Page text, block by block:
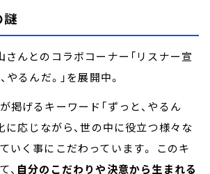
謎
んとのコラボコーナー「リスナー宣
やるんだ。」を展開中。
掲げるキーワード「ずっと、やるん
に応じながら、世の中に役立つ様々な
いく事にこだわっています。 このキ
、 自分のこだわりや決意から生まれる